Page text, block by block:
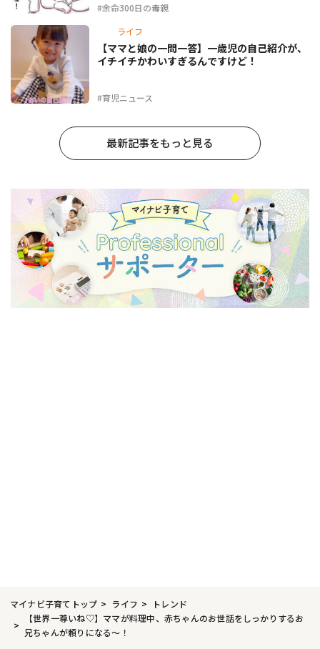
#余命300日の毒親
ライフ
#育児ニュース
【ママと娘の一問一答】一歳児の自己紹介が、
イチイチかわいすぎるんですけど！
最新記事をもっと見る
マイナビ子育てトップ ライフ
トレンド
【世界一尊いね♡】ママが料理中、赤ちゃんのお世話をしっかりするお
兄ちゃんが頼りになる～！